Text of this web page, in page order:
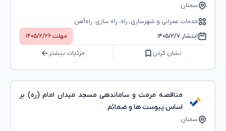
سمنان
خدمات عمرانی و شهرسازی, راه، راه‌ سازی، راه‌آهن
انتشار:۱۴۰۵/۲/۷ مهلت:۱۴۰۵/۲/۲۶
نشان کردن جزئیات بیشتر
مناقصه مرمت و ساماندهی مسجد میدان امام (ره) بر
اساس پیوست ها و ضمائم
سمنان